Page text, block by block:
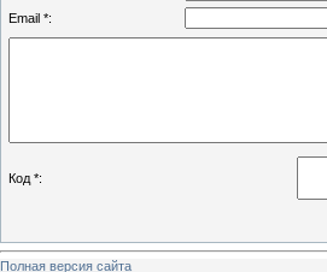
Email *:
Код *:
Полная версия сайта